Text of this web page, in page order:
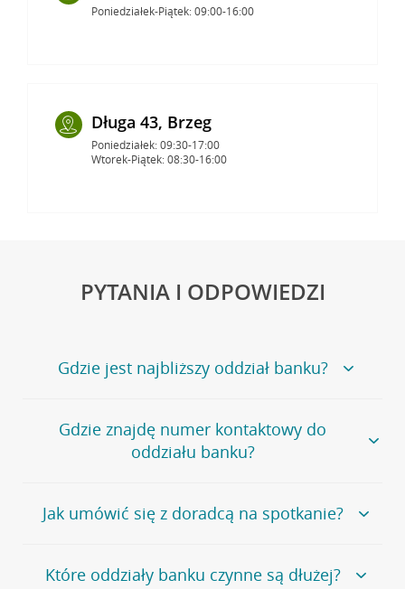
Poniedziałek-Piątek: 09:00-16:00
Długa 43, Brzeg
Poniedziałek: 09:30-17:00
Wtorek-Piątek: 08:30-16:00
PYTANIA I ODPOWIEDZI
Gdzie jest najbliższy oddział banku?
Jeśli szukasz oddziału naszego banku, zapraszamy na
stronęPlacówki i bankomaty, na której znajduje się
wygodna wyszukiwarka.
oddziałów
Gdzie znajdę numer kontaktowy do
oddziału banku?
Bank Credit Agricole nie udostępnia ogólnego numeru
telefonu do placówki bankowej.
umówienia się z doradcą w placówce bankowej .
Jak umówić się z doradcą na spotkanie?
Jeśli jesteś już naszym
klientemmożeszsamodzielnieumówić się na spotkanie z
Które oddziały banku czynne są dłużej?